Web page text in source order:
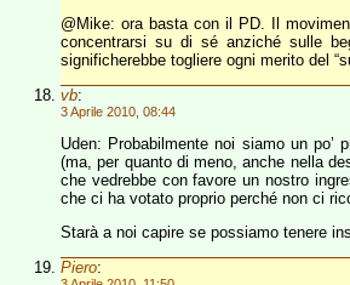
@Mike: ora basta con il PD. Il
concentrarsi su di sé anziché sulle
significherebbe togliere ogni merito del
vb:
3 Aprile 2010, 08:44
Uden: Probabilmente noi siamo un
(ma, per quanto di meno, anche nella
che vedrebbe con favore un nostro
che ci ha votato proprio perché non ci
Starà a noi capire se possiamo tenere
Piero: